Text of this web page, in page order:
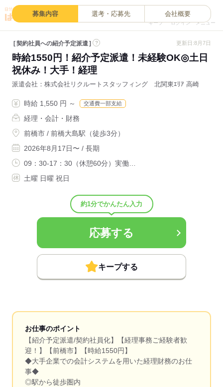
キープ ログイン メニュー
募集内容 選考・応募先 会社概要
契約社員への紹介予定派遣 ? 更新日:8月7日
時給1550円！紹介予定派遣！未経験OK◎土日
祝休み！大手！経理
派遣会社 株式会社リクルートスタッフィング 北関東ｴﾘｱ 高崎
時給 1,550 円 ～ 交通費一部支給
経理・会計・財務
前橋市 / 前橋大島駅（徒歩3分）
2026年8月17日〜 / 長期
09：30-17：30（休憩60分）実働…
土曜 日曜 祝日
約1分でかんたん入力
応募する
キープする
お仕事のポイント
【紹介予定派遣/契約社員化】【経理事務ご経験者歓
迎！】【前橋市】【時給1550円】
◆大手企業での会計システムを用いた経理財務のお仕
事◆
◎駅から徒歩圏内